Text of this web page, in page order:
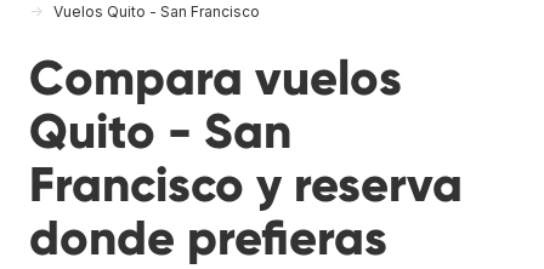
Vuelos Quito - San Francisco
Compara vuelos
Quito - San
Francisco y reserva
donde prefieras